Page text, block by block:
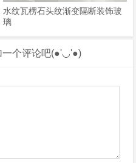
水纹瓦楞石头纹渐变隔断装饰玻
璃
一个评论吧(●'◡'●)